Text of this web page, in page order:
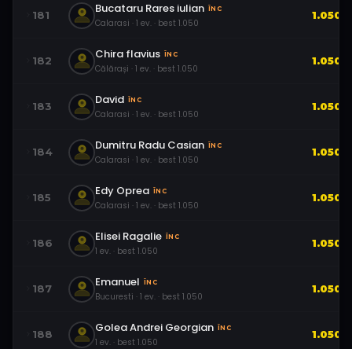
181 Bucataru Rares iulian ÎNC
Calarasi · 1 ev. · best 1.050
1.050
182 Chira flavius ÎNC
Călărași · 1 ev. · best 1.050
1.050
183 David ÎNC
Calarasi · 1 ev. · best 1.050
1.050
184 Dumitru Radu Casian ÎNC
Calarasi · 1 ev. · best 1.050
1.050
185 Edy Oprea ÎNC
Calarasi · 1 ev. · best 1.050
1.050
186 Elisei Ragalie ÎNC
1 ev. · best 1.050
1.050
187 Emanuel ÎNC
Bucuresti · 1 ev. · best 1.050
1.050
188 Golea Andrei Georgian ÎNC
1 ev. · best 1.050
1.050